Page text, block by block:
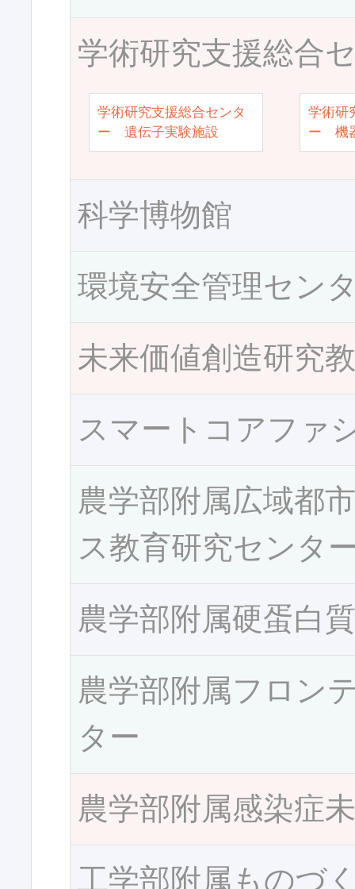
学術研究支援総合
学術研究支援総合センタ
ー 遺伝子実験施設
学術研
ー 機
科学博物館
環境安全管理セン
未来価値創造研究
スマートコアファ
農学部附属広域都
ス教育研究センタ
農学部附属硬蛋白
農学部附属フロン
ター
農学部附属感染症
工学部附属ものづ